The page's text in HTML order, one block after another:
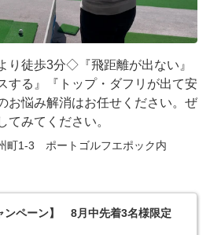
り徒歩3分◇『飛距離が出ない』
する』『トップ・ダフリが出て安
お悩み解消はお任せください。ぜ
てみてください。
町1-3 ポートゴルフエポック内
ンペーン】 8月中先着3名様限定